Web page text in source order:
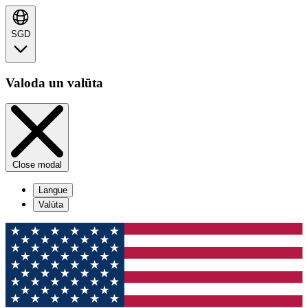
SGD
Valoda un valūta
Close modal
Langue
Valūta